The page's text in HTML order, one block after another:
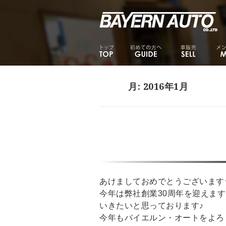
月: 2016年1月
あけましておめでとうございま
今年は弊社創業30周年を迎えま
いきたいと思っております♪
今年もバイエルン・オートをよ